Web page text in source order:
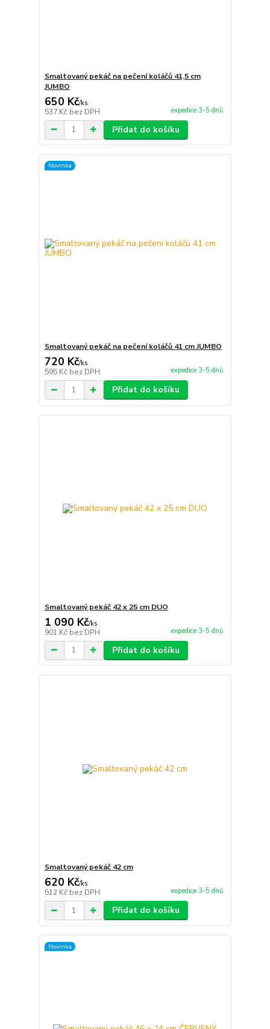
Smaltovaný pekáč na pečení koláčů 41,5 cm
JUMBO
650 Kč/ks
537 Kč bez DPH expedice 3-5 dnů
Přidat do košíku
Novinka
Smaltovaný pekáč na pečení koláčů 41 cm JUMBO
720 Kč/ks
595 Kč bez DPH expedice 3-5 dnů
Přidat do košíku
Smaltovaný pekáč 42 x 25 cm DUO
1 090 Kč/ks
901 Kč bez DPH expedice 3-5 dnů
Přidat do košíku
Smaltovaný pekáč 42 cm
620 Kč/ks
512 Kč bez DPH expedice 3-5 dnů
Přidat do košíku
Novinka